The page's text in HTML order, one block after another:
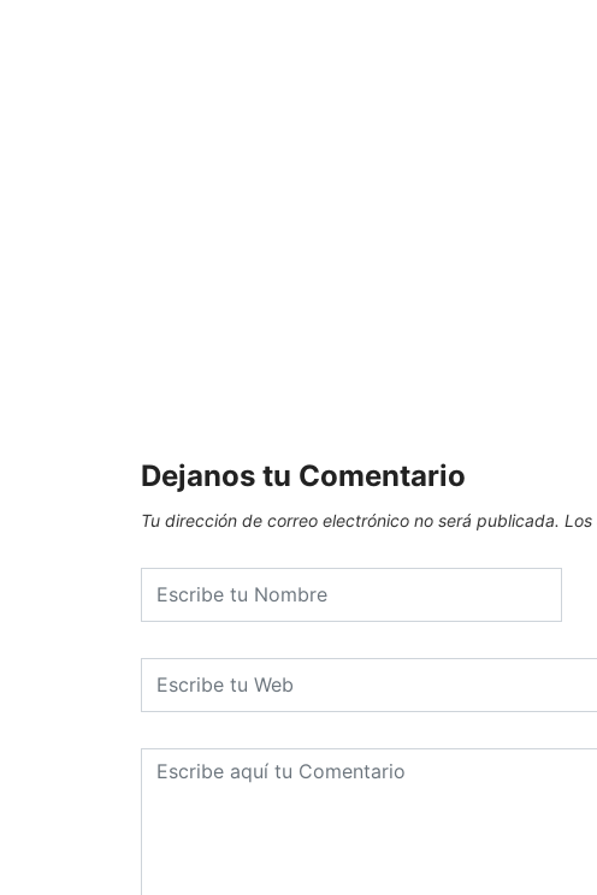
Dejanos tu Comentario
Tu dirección de correo electrónico no será publicada. Los